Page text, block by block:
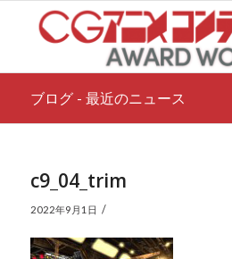
ブログ - 最近のニュース
c9_04_trim
2022年9月1日 /